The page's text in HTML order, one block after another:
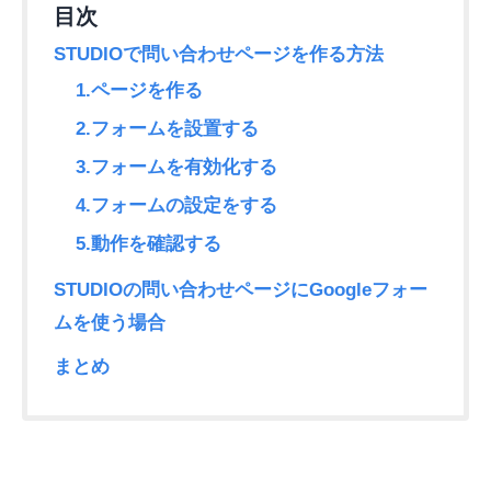
STUDIOで問い合わせページを作る方法
1.ページを作る
2.フォームを設置する
3.フォームを有効化する
4.フォームの設定をする
5.動作を確認する
STUDIOの問い合わせページにGoogleフォー
ムを使う場合
まとめ